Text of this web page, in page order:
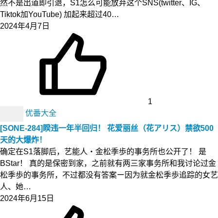
然不是出道即引退，S1怎么可能放弃这个SNS(twitter、IG、
Tiktok加YouTube) 加起来超过40…
2024年4月7日
1
优番大全
[SONE-284]睽违一年半回归！ 花爱丽丝（花アリス）禁欲500
天的大爆炸！
确定在S1落脚后，艺能人・金松季歩的事务所也公开了！ 是
BStar！ 真的是保密到家，之前就有两三家事务所和我讨论过金
松季歩的事务所，不过都没有答案ー因为就金松季歩追踪的女艺
人、她…
2024年6月15日